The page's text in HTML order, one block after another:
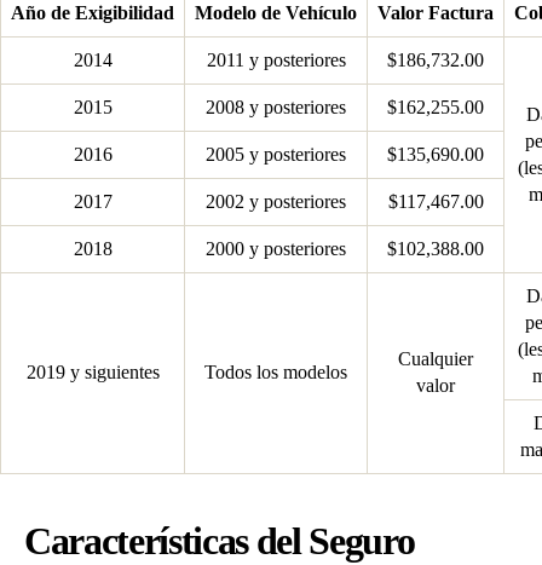
Año de Exigibilidad Modelo de Vehículo Valor Factura
2014 2011 y posteriores $186,732.00
2015 2008 y posteriores $162,255.00
2016 2005 y posteriores $135,690.00
2017 2002 y posteriores $117,467.00
2018 2000 y posteriores $102,388.00
2019 y siguientes Todos los modelos
Cualquier
valor
Características del Seguro